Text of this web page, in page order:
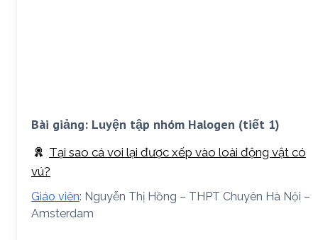
Bài giảng: Luyện tập nhóm Halogen (tiết 1)
Tại sao cá voi lại được xếp vào loài động vật có
vú?
Giáo viên: Nguyễn Thị Hồng – THPT Chuyên Hà Nội –
Amsterdam